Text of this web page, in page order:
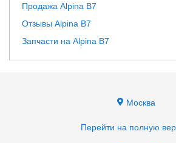
Продажа Alpina B7
Отзывы Alpina B7
Запчасти на Alpina B7
Москва
Перейти на полную